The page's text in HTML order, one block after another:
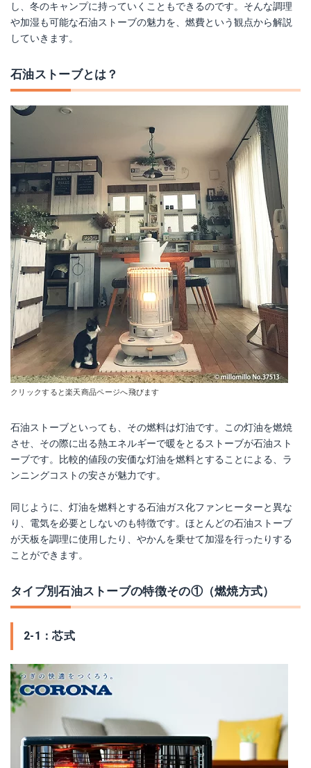
し、冬のキャンプに持っていくこともできるのです。そんな調理
や加湿も可能な石油ストーブの魅力を、燃費という観点から解説
していきます。
石油ストーブとは？
クリックすると楽天商品ページへ飛びます
石油ストーブといっても、その燃料は灯油です。この灯油を燃焼
させ、その際に出る熱エネルギーで暖をとるストーブが石油スト
ーブです。比較的値段の安価な灯油を燃料とすることによる、ラ
ンニングコストの安さが魅力です。
同じように、灯油を燃料とする石油ガス化ファンヒーターと異な
り、電気を必要としないのも特徴です。ほとんどの石油ストーブ
が天板を調理に使用したり、やかんを乗せて加湿を行ったりする
ことができます。
タイプ別石油ストーブの特徴その①（燃焼方式）
2-1：芯式